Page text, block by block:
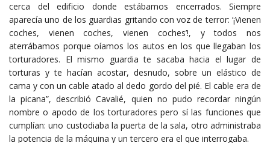
cerca del edificio donde estábamos encerrados. Siempre
aparecía uno de los guardias gritando con voz de terror: ‘¡Vienen
coches, vienen coches, vienen coches’!, y todos nos
aterrábamos porque oíamos los autos en los que llegaban los
torturadores. El mismo guardia te sacaba hacia el lugar de
torturas y te hacían acostar, desnudo, sobre un elástico de
cama y con un cable atado al dedo gordo del pié. El cable era de
la picana”, describió Cavalié, quien no pudo recordar ningún
nombre o apodo de los torturadores pero sí las funciones que
cumplían: uno custodiaba la puerta de la sala, otro administraba
la potencia de la máquina y un tercero era el que interrogaba.